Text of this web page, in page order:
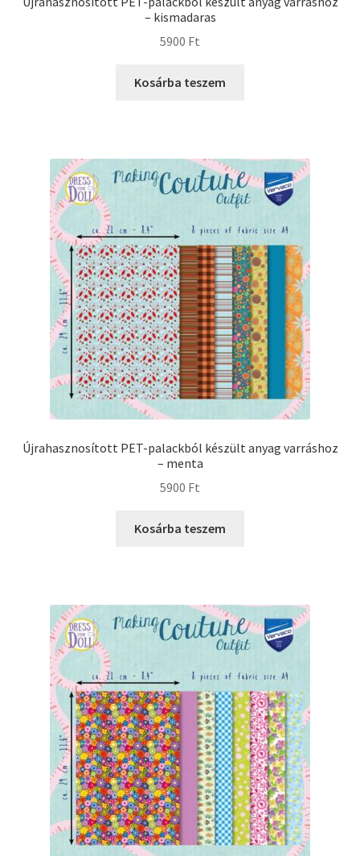
– kismadaras
5900 Ft
Kosárba teszem
Újrahasznosított PET-palackból készült anyag varráshoz
– menta
5900 Ft
Kosárba teszem